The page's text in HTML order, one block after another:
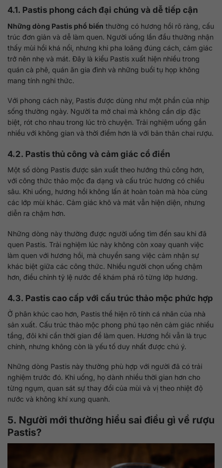
4.1. Pastis phong cách đại chúng và dễ tiếp cận
Những dòng Pastis phổ biến thường có hương hồi rõ ràng, cấu
trúc đơn giản và dễ làm quen. Người uống lần đầu thường nhận
thấy mùi hồi khá nổi, nhưng khi pha loãng đúng cách, cảm giác
trở nên nhẹ và mát. Đây là kiểu Pastis xuất hiện nhiều trong
quán cà phê, quán ăn gia đình và những buổi tụ họp không
mang tính nghi thức.
Với phong cách này, Pastis được dùng như một phần của nhịp
sống thường ngày. Người ta mở chai mà không cần dịp đặc
biệt, rót cho nhau trong lúc trò chuyện. Trải nghiệm uống gắn
nhiều với không gian và thời điểm hơn là với bản thân chai rượu.
4.2. Pastis thủ công và cảm giác cổ điển
Một số dòng Pastis được sản xuất theo hướng thủ công hơn,
với công thức thảo mộc đa dạng và cấu trúc hương có chiều
sâu. Khi uống, hương hồi không lấn át hoàn toàn mà hòa cùng
các lớp mùi khác. Cảm giác khô và mát vẫn hiện diện, nhưng
diễn ra chậm hơn.
Những dòng này thường được người uống tìm đến sau khi đã
quen Pastis. Trải nghiệm lúc này không còn xoay quanh việc
làm quen với hương hồi, mà chuyển sang việc cảm nhận sự
khác biệt giữa các công thức. Nhiều người chọn uống chậm
hơn, điều chỉnh tỷ lệ nước để khám phá rõ từng lớp hương.
4.3. Pastis cao cấp với cấu trúc thảo mộc phức hợp
Ở phân khúc cao hơn, Pastis thể hiện rõ tính cá nhân của nhà
sản xuất. Cấu trúc thảo mộc phong phú tạo nên cảm giác nhiều
tầng, đôi khi cần thời gian để làm quen. Hương hồi vẫn là trục
chính, nhưng không còn là yếu tố duy nhất được chú ý.
Những dòng Pastis này thường phù hợp với người đã có trải
nghiệm trước đó. Khi uống, họ dành nhiều thời gian hơn cho
từng ngụm, quan sát sự thay đổi của mùi và vị theo nhiệt độ
nước và không khí xung quanh.
5. Người mới thường hiểu sai điều gì về rượu
Pastis?